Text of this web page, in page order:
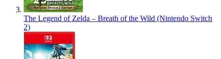
The Legend of Zelda – Breath of the Wild (Nintendo Switch
2)